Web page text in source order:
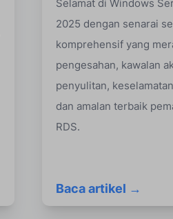
Selamat di Windows
2025 dengan senarai
komprehensif yang
pengesahan, kawalan
penyulitan,
dan amalan terbaik
RDS.
Baca artikel →